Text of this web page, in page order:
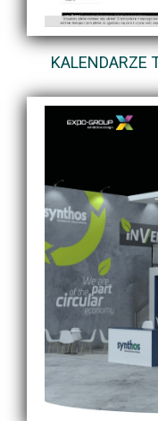
KALENDARZE